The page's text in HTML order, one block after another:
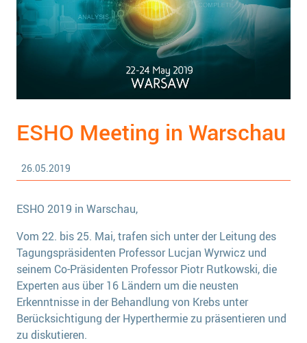
ESHO Meeting in Warschau
26.05.2019
ESHO 2019 in Warschau,
Vom 22. bis 25. Mai, trafen sich unter der Leitung des
Tagungspräsidenten Professor Lucjan Wyrwicz und
seinem Co-Präsidenten Professor Piotr Rutkowski, die
Experten aus über 16 Ländern um die neusten
Erkenntnisse in der Behandlung von Krebs unter
Berücksichtigung der Hyperthermie zu präsentieren und
zu diskutieren.